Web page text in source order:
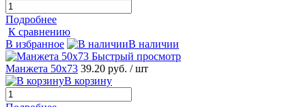
Подробнее
К сравнению
В избранное
В наличии
Быстрый просмотр
Манжета 50х73 39.20 руб. / шт
В корзину